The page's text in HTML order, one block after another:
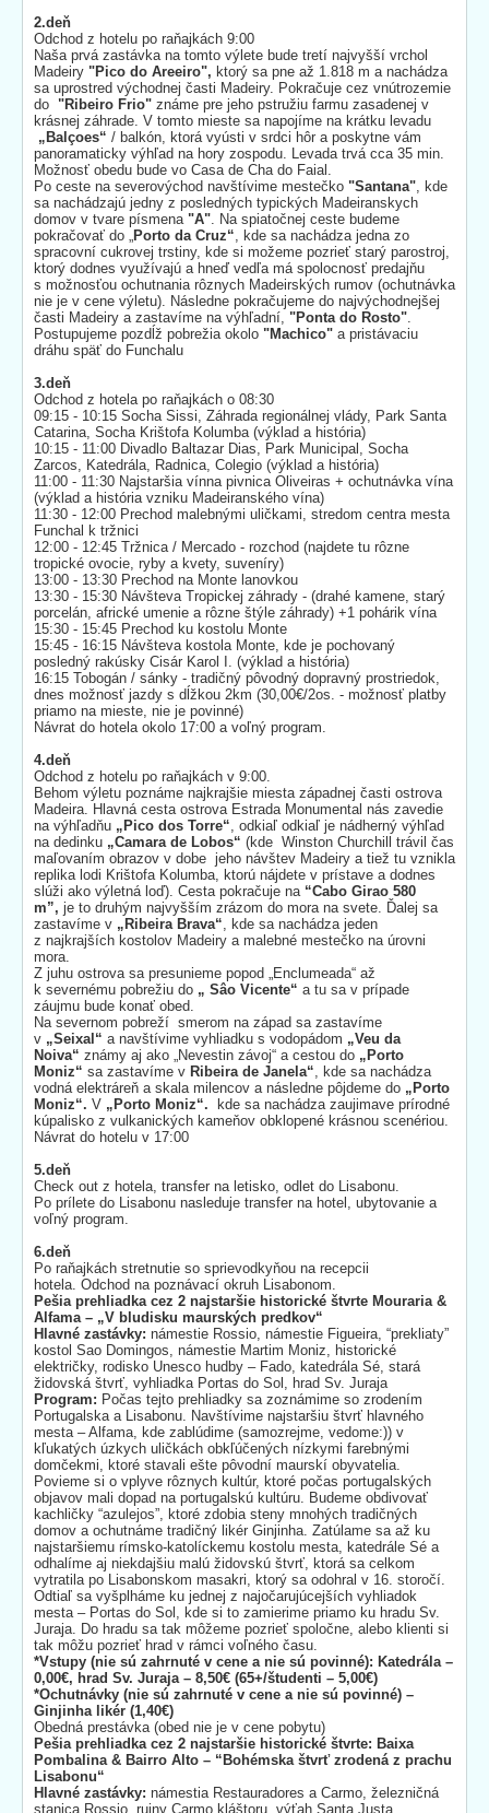
2.deň
Odchod z hotelu po raňajkách 9:00
Naša prvá zastávka na tomto výlete bude tretí najvyšší vrchol
Madeiry "Pico do Areeiro", ktorý sa pne až 1.818 m a nachádza
sa uprostred východnej časti Madeiry. Pokračuje cez vnútrozemie
do "Ribeiro Frio" známe pre jeho pstružiu farmu zasadenej v
krásnej záhrade. V tomto mieste sa napojíme na krátku levadu
„Balçoes“ / balkón, ktorá vyústi v srdci hôr a poskytne vám
panoramaticky výhľad na hory zospodu. Levada trvá cca 35 min.
Možnosť obedu bude vo Casa de Cha do Faial.
Po ceste na severovýchod navštívime mestečko "Santana", kde
sa nachádzajú jedny z posledných typických Madeiranskych
domov v tvare písmena "A". Na spiatočnej ceste budeme
pokračovať do „Porto da Cruz“, kde sa nachádza jedna zo
spracovní cukrovej trstiny, kde si možeme pozrieť starý parostroj,
ktorý dodnes využívajú a hneď vedľa má spolocnosť predajňu
s možnosťou ochutnania rôznych Madeirských rumov (ochutnávka
nie je v cene výletu). Následne pokračujeme do najvýchodnejšej
časti Madeiry a zastavíme na výhľadní, "Ponta do Rosto".
Postupujeme pozdĺž pobrežia okolo "Machico" a pristávaciu
dráhu späť do Funchalu
3.deň
Odchod z hotela po raňajkách o 08:30
09:15 - 10:15 Socha Sissi, Záhrada regionálnej vlády, Park Santa
Catarina, Socha Krištofa Kolumba (výklad a história)
10:15 - 11:00 Divadlo Baltazar Dias, Park Municipal, Socha
Zarcos, Katedrála, Radnica, Colegio (výklad a história)
11:00 - 11:30 Najstaršia vínna pivnica Oliveiras + ochutnávka vína
(výklad a história vzniku Madeiranského vína)
11:30 - 12:00 Prechod malebnými uličkami, stredom centra mesta
Funchal k tržnici
12:00 - 12:45 Tržnica / Mercado - rozchod (najdete tu rôzne
tropické ovocie, ryby a kvety, suveníry)
13:00 - 13:30 Prechod na Monte lanovkou
13:30 - 15:30 Návšteva Tropickej záhrady - (drahé kamene, starý
porcelán, africké umenie a rôzne štýle záhrady) +1 pohárik vína
15:30 - 15:45 Prechod ku kostolu Monte
15:45 - 16:15 Návšteva kostola Monte, kde je pochovaný
posledný rakúsky Cisár Karol I. (výklad a história)
16:15 Tobogán / sánky - tradičný pôvodný dopravný prostriedok,
dnes možnosť jazdy s dĺžkou 2km (30,00€/2os. - možnosť platby
priamo na mieste, nie je povinné)
Návrat do hotela okolo 17:00 a voľný program.
4.deň
Odchod z hotelu po raňajkách v 9:00.
Behom výletu poznáme najkrajšie miesta západnej časti ostrova
Madeira. Hlavná cesta ostrova Estrada Monumental nás zavedie
na výhľadňu „Pico dos Torre“, odkiaľ odkiaľ je nádherný výhľad
na dedinku „Camara de Lobos“ (kde Winston Churchill trávil čas
maľovaním obrazov v dobe jeho návštev Madeiry a tiež tu vznikla
replika lodi Krištofa Kolumba, ktorú nájdete v prístave a dodnes
slúži ako výletná loď). Cesta pokračuje na “Cabo Girao 580
m”, je to druhým najvyšším zrázom do mora na svete. Ďalej sa
zastavíme v „Ribeira Brava“, kde sa nachádza jeden
z najkrajších kostolov Madeiry a malebné mestečko na úrovni
mora.
Z juhu ostrova sa presunieme popod „Enclumeada“ až
k severnému pobrežiu do „ Sâo Vicente“ a tu sa v prípade
záujmu bude konať obed.
Na severnom pobreží smerom na západ sa zastavíme
v „Seixal“ a navštívime vyhliadku s vodopádom „Veu da
Noiva“ známy aj ako „Nevestin závoj“ a cestou do „Porto
Moniz“ sa zastavíme v Ribeira de Janela“, kde sa nachádza
vodná elektráreň a skala milencov a následne pôjdeme do „Porto
Moniz“. V „Porto Moniz“.
kde sa nachádza zaujimave prírodné
kúpalisko z vulkanických kameňov obklopené krásnou scenériou.
Návrat do hotelu v 17:00
5.deň
Check out z hotela, transfer na letisko, odlet do Lisabonu.
Po prílete do Lisabonu nasleduje transfer na hotel, ubytovanie a
voľný program.
6.deň
Po raňajkách stretnutie so sprievodkyňou na recepcii
hotela. Odchod na poznávací okruh Lisabonom.
Pešia prehliadka cez 2 najstaršie historické štvrte Mouraria &
Alfama – „V bludisku maurských predkov“
Hlavné zastávky: námestie Rossio, námestie Figueira, “prekliaty”
kostol Sao Domingos, námestie Martim Moniz, historické
električky, rodisko Unesco hudby – Fado, katedrála Sé, stará
židovská štvrť, vyhliadka Portas do Sol, hrad Sv. Juraja
Program: Počas tejto prehliadky sa zoznámime so zrodením
Portugalska a Lisabonu. Navštívime najstaršiu štvrť hlavného
mesta – Alfama, kde zablúdime (samozrejme, vedome:)) v
kľukatých úzkych uličkách obkľúčených nízkymi farebnými
domčekmi, ktoré stavali ešte pôvodní maurskí obyvatelia.
Povieme si o vplyve rôznych kultúr, ktoré počas portugalských
objavov mali dopad na portugalskú kultúru. Budeme obdivovať
kachličky “azulejos”, ktoré zdobia steny mnohých tradičných
domov a ochutnáme tradičný likér Ginjinha. Zatúlame sa až ku
najstaršiemu rímsko-katolíckemu kostolu mesta, katedrále Sé a
odhalíme aj niekdajšiu malú židovskú štvrť, ktorá sa celkom
vytratila po Lisabonskom masakri, ktorý sa odohral v 16. storočí.
Odtiaľ sa vyšplháme ku jednej z najočarujúcejších vyhliadok
mesta – Portas do Sol, kde si to zamierime priamo ku hradu Sv.
Juraja. Do hradu sa tak môžeme pozrieť spoločne, alebo klienti si
tak môžu pozrieť hrad v rámci voľného času.
*Vstupy (nie sú zahrnuté v cene a nie sú povinné): Katedrála –
0,00€, hrad Sv. Juraja – 8,50€ (65+/študenti – 5,00€)
*Ochutnávky (nie sú zahrnuté v cene a nie sú povinné) –
Ginjinha likér (1,40€)
Obedná prestávka (obed nie je v cene pobytu)
Pešia prehliadka cez 2 najstaršie historické štvrte: Baixa
Pombalina & Bairro Alto – “Bohémska štvrť zrodená z prachu
Lisabonu“
Hlavné zastávky: námestia Restauradores a Carmo, železničná
stanica Rossio, ruiny Carmo kláštoru, výťah Santa Justa,